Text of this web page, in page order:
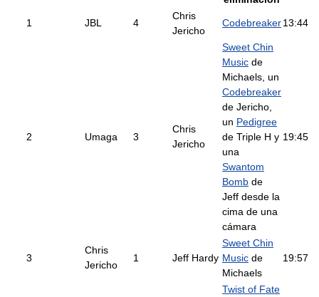
1 JBL 4
Chris
Jericho
Codebreaker13:44
2 Umaga 3
Chris
Jericho
Sweet Chin
Music de
Michaels, un
Codebreaker
de Jericho,
un Pedigree
de Triple H y
una
Swantom
Bomb de
Jeff desde la
cima de una
cámara
19:45
3
Chris
Jericho
1 Jeff Hardy
Sweet Chin
Music de
Michaels
19:57
Twist of Fate